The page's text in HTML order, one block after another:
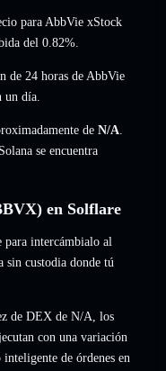
para AbbVie xStock
del 0.82%.
de 24 horas de AbbVie
un día.
de N/A.
se encuentra
en Solflare
intercámbialo al
sin custodia donde tú
de DEX de N/A, los
con una variación
de órdenes en